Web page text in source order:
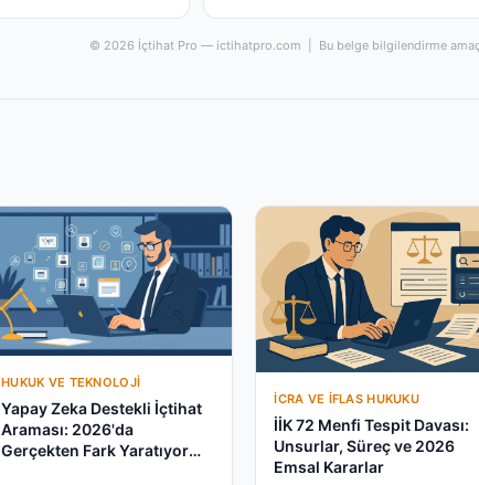
© 2026 İçtihat Pro — ictihatpro.com | Bu belge bilgilendirme
HUKUK VE TEKNOLOJI
Yapay Zeka Destekli İçtihat
Araması: 2026'da
Gerçekten Fark Yaratıyor
İCRA VE İFLAS HUKUKU
İİK 72 Menfi Tespit Davası:
Unsurlar, Süreç ve 2026
Emsal Kararlar